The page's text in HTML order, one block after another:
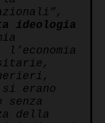
ideologia
erano
senza
della